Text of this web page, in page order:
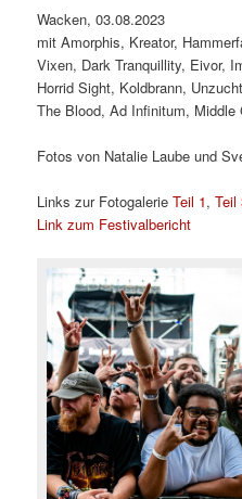
Wacken, 03.08.2023
mit Amorphis, Kreator,
Vixen, Dark Tranquillity, Eivor,
Horrid Sight, Koldbrann,
The Blood, Ad Infinitum, Middle
Fotos von Natalie Laube und
Links zur FotogalerieTeil 1,Teil
Link zum Festivalbericht